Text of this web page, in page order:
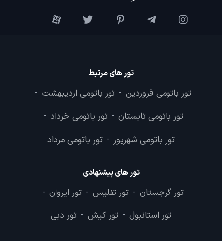
تور های مرتبط
تور باتومی فروردین - تور باتومی اردیبهشت -
تور باتومی تابستان - تور باتومی خرداد -
تور باتومی شهریور - تور باتومی مرداد
تور های پیشنهادی
تور گرجستان - تور تفلیس - تور ایروان -
تور استانبول - تور کیش - تور دبی